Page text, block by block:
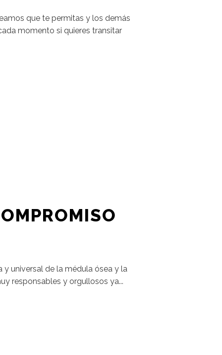
que te permitas y los demás
momento si quieres transitar
universal de la médula ósea y la
responsables y orgullosos ya...